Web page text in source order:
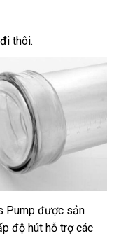
thôi.
Pump thảo
luận
được sản
độ hút hỗ trợở
các